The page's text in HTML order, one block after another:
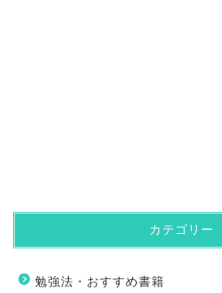
カテゴリー
勉強法・おすすめ書籍